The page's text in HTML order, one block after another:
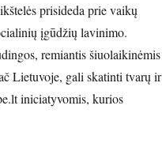
prisideda prie vaikų
įgūdžių lavinimo.
remiantis šiuolaikinėmis
Lietuvoje, gali skatinti tvarų ir
iniciatyvomis, kurios